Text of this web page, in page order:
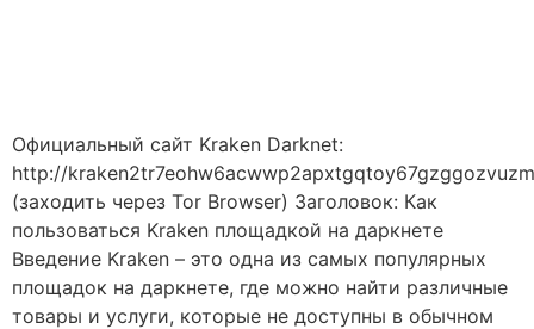
Официальный сайт Kraken Darknet:
http://
(заходить через Tor Browser) Заголовок: Как
пользоваться Kraken площадкой на даркнете
Введение Kraken – это одна из самых популярных
площадок на даркнете, где можно найти различные
товары и услуги, которые не доступны в обычном